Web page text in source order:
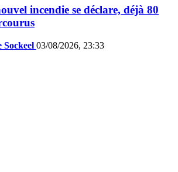
incendie se déclare, déjà 80
Sockeel 03/08/2026, 23:33